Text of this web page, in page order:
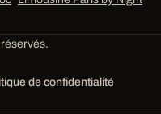
de confidentialité